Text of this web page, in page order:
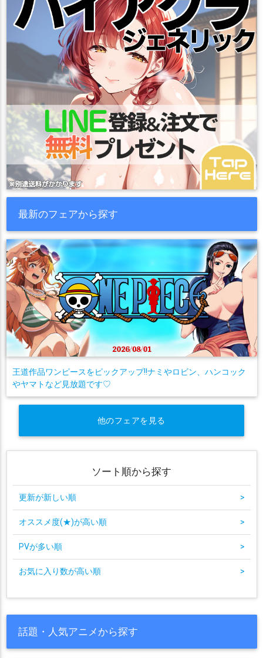
最新のフェアから探す
王道作品ワンピースをピックアップ!!ナミやロビン、ハンコック
やヤマトなど見放題です♡
他のフェアを見る
ソート順から探す
更新が新しい順 >
オススメ度(★)が高い順 >
PVが多い順 >
お気に入り数が高い順 >
話題・人気アニメから探す